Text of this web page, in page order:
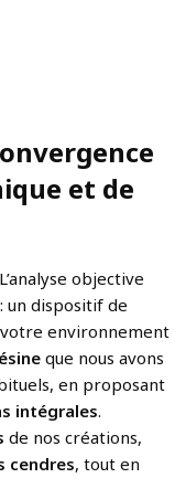
et de
L’analyse objective
un dispositif de
environnement
que nous avons
en proposant
intégrales.
de nos créations,
cendres, tout en